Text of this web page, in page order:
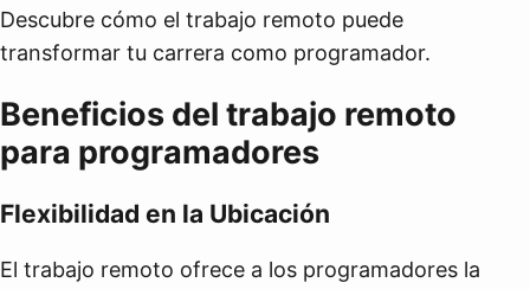
Descubre cómo el trabajo remoto puede
transformar tu carrera como programador.
Beneficios del trabajo remoto
para programadores
Flexibilidad en la Ubicación
El trabajo remoto ofrece a los programadores la